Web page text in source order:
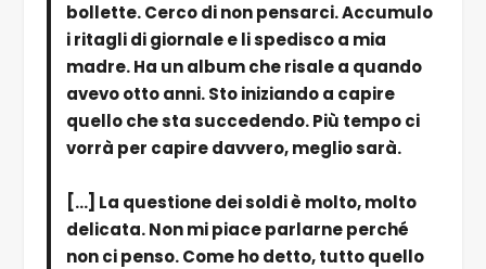
bollette. Cerco di non pensarci. Accumulo
i ritagli di giornale e li spedisco a mia
madre. Ha un album che risale a quando
avevo otto anni. Sto iniziando a capire
quello che sta succedendo. Più tempo ci
vorrà per capire davvero, meglio sarà.
[…] La questione dei soldi è molto, molto
delicata. Non mi piace parlarne perché
non ci penso. Come ho detto, tutto quello